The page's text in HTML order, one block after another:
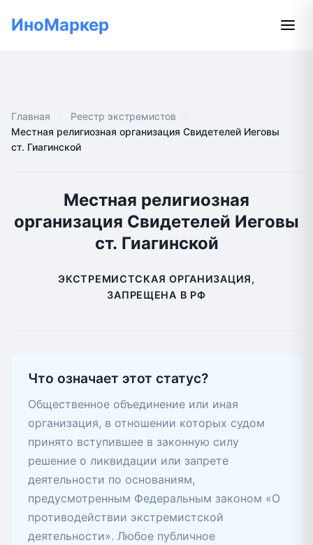
ИноМаркер
Главная
Реестр экстремистов
Местная религиозная организация Свидетелей Иеговы
ст. Гиагинской
Местная религиозная
организация Свидетелей Иеговы
ст. Гиагинской
ЭКСТРЕМИСТСКАЯ ОРГАНИЗАЦИЯ,
ЗАПРЕЩЕНА В РФ
Что означает этот статус?
Общественное объединение или иная
организация, в отношении которых судом
принято вступившее в законную силу
решение о ликвидации или запрете
деятельности по основаниям,
предусмотренным Федеральным законом «О
противодействии экстремистской
деятельности». Любое публичное